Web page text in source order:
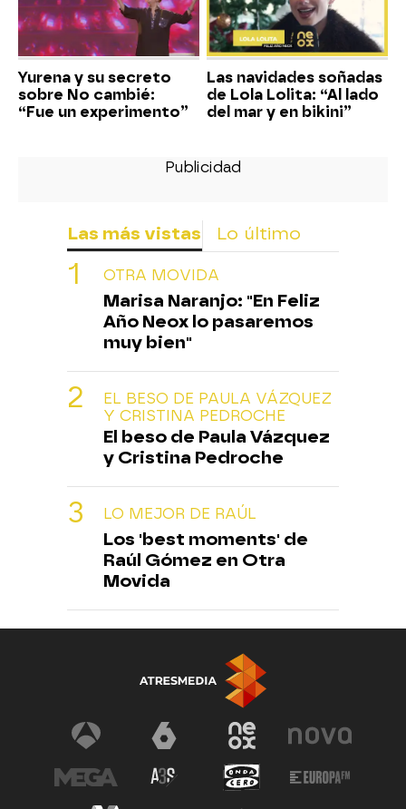
Yurena y su secreto
sobre No cambié:
“Fue un experimento”
Las navidades soñadas
de Lola Lolita: “Al lado
del mar y en bikini”
Las más vistas Lo último
OTRA MOVIDA
Marisa Naranjo: "En Feliz
Año Neox lo pasaremos
muy bien"
EL BESO DE PAULA VÁZQUEZ
Y CRISTINA PEDROCHE
El beso de Paula Vázquez
y Cristina Pedroche
LO MEJOR DE RAÚL
Los 'best moments' de
Raúl Gómez en Otra
Movida